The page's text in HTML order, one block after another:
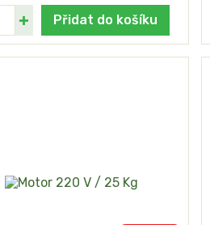
Přidat do košíku